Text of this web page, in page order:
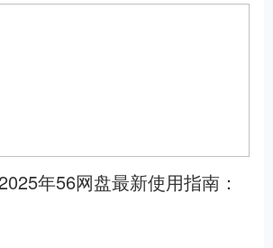
年56网盘最新使用指南：